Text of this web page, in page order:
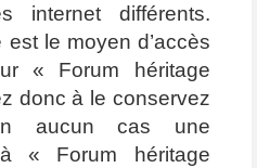
internet différents.
le moyen d’accès
« Forum héritage
donc à le conservez
aucun cas une
« Forum héritage